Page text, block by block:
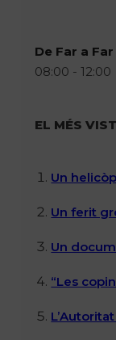
De Far a Far
08:00 - 12:00
EL MÉS VIST
Un
Un ferit
Un
“Les